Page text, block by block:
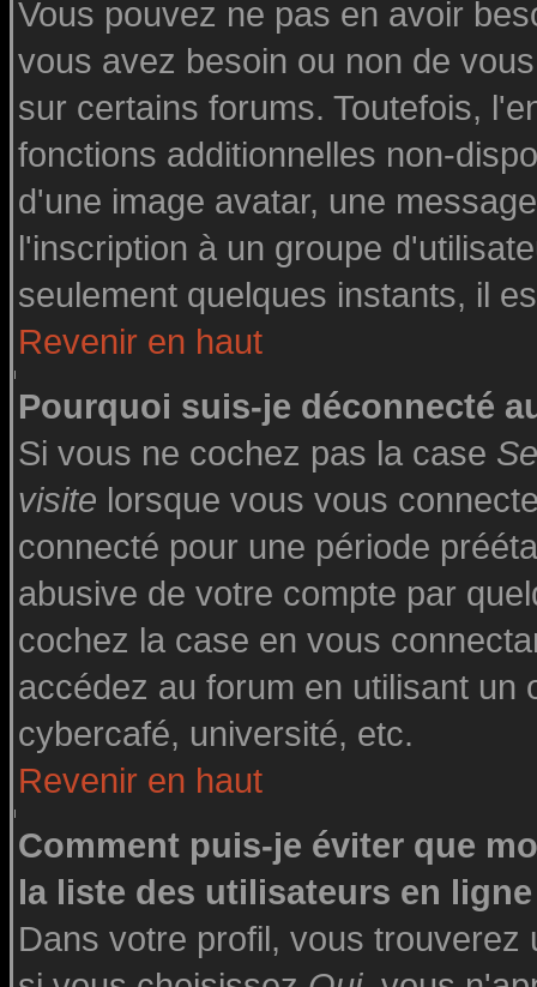
Vous pouvez ne pas en avoir
vous avez besoin ou non de
sur certains forums. Toutefois,
fonctions additionnelles non-
d'une image avatar, une
l'inscription à un groupe
seulement quelques instants, il
Revenir en haut
Pourquoi suis-je déconnecté
Si vous ne cochez pas la case
visite lorsque vous vous
connecté pour une période
abusive de votre compte par
cochez la case en vous
accédez au forum en utilisant un
cybercafé, université, etc.
Revenir en haut
Comment puis-je éviter que
la liste des utilisateurs en
Dans votre profil, vous trouverez